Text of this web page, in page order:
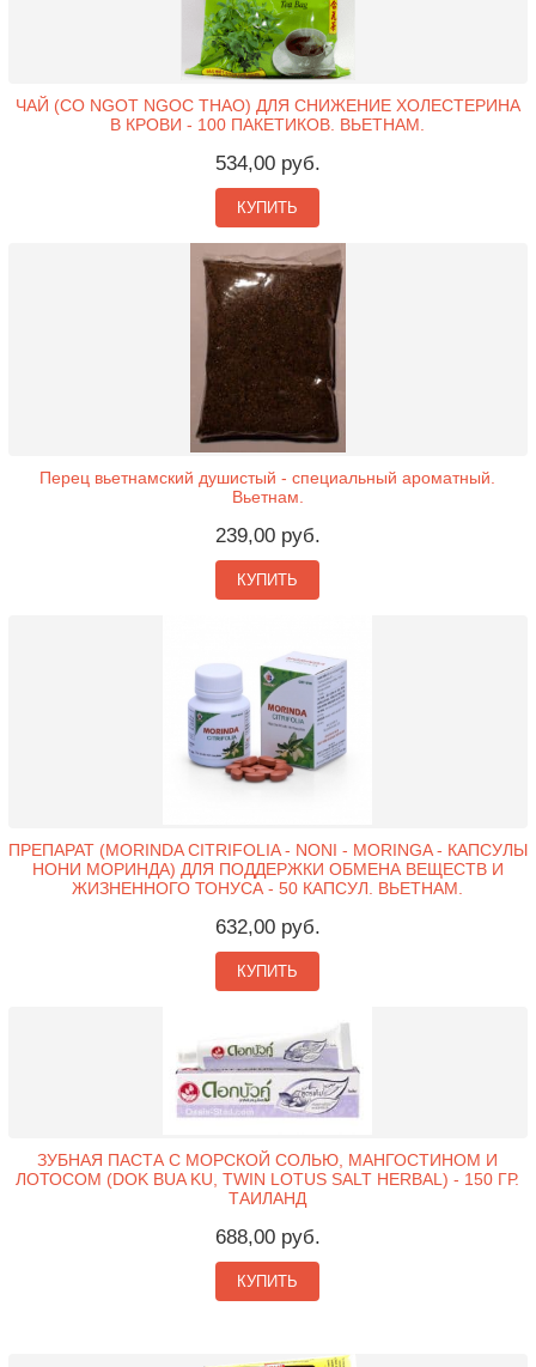
ЧАЙ (CO NGOT NGOC THAO) ДЛЯ СНИЖЕНИЕ ХОЛЕСТЕРИНА
В КРОВИ - 100 ПАКЕТИКОВ. ВЬЕТНАМ.
534,00 руб.
КУПИТЬ
Перец вьетнамский душистый - специальный ароматный.
Вьетнам.
239,00 руб.
КУПИТЬ
ПРЕПАРАТ (MORINDA CITRIFOLIA - NONI - MORINGA - КАПСУЛЫ
НОНИ МОРИНДА) ДЛЯ ПОДДЕРЖКИ ОБМЕНА ВЕЩЕСТВ И
ЖИЗНЕННОГО ТОНУСА - 50 КАПСУЛ. ВЬЕТНАМ.
632,00 руб.
КУПИТЬ
ЗУБНАЯ ПАСТА С МОРСКОЙ СОЛЬЮ, МАНГОСТИНОМ И
ЛОТОСОМ (DOK BUA KU, TWIN LOTUS SALT HERBAL) - 150 ГР.
ТАИЛАНД
688,00 руб.
КУПИТЬ